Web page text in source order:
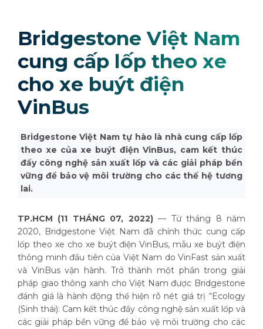
Bridgestone Việt Nam
cung cấp lốp theo xe
cho xe buýt điện
VinBus
Bridgestone Việt Nam tự hào là nhà cung cấp lốp
theo xe của xe buýt điện VinBus, cam kết thúc
đẩy công nghệ sản xuất lốp và các giải pháp bền
vững để bảo vệ môi trường cho các thế hệ tương
lai.
TP.HCM (11 THÁNG 07, 2022)— Từ tháng 8 năm
2020, Bridgestone Việt Nam đã chính thức cung cấp
lốp theo xe cho xe buýt điện VinBus, mẫu xe buýt điện
thông minh đầu tiên của Việt Nam do VinFast sản xuất
và VinBus vận hành. Trở thành một phần trong giải
pháp giao thông xanh cho Việt Nam được Bridgestone
đánh giá là hành động thể hiện rõ nét giá trị “Ecology
(Sinh thái): Cam kết thúc đẩy công nghệ sản xuất lốp và
các giải pháp bền vững để bảo vệ môi trường cho các